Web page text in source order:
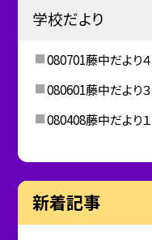
学校だより
080701藤中だより
080601藤中だより
080408藤中だより
新着記事